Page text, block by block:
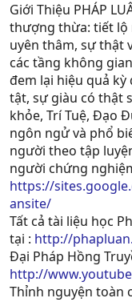
Giới Thiệu PHÁP
thượng thừa: tiết lộ
uyên thâm, sự thật
các tầng không
đem lại hiệu quả
tật, sự giàu có thật
khỏe, Trí Tuệ, Ðạo
ngôn ngử và phổ
người theo tập
người chứng
https://
ansite/
Tất cả tài liệu học
tại : http://
Đại Pháp Hồng
http://
Thỉnh nguyện toàn